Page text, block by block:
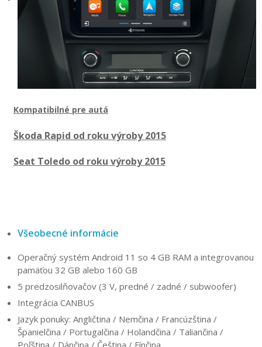
Kompatibilné pre autá
Škoda Rapid od roku výroby 2015
Seat Toledo od roku výroby 2015
Všeobecné informácie
Operačný systém Android 11 so 4 GB RAM a integrovanou
pamäťou 32 GB alebo 160 GB
5 predzosilňovačov (3 V, predné / zadné / subwoofer)
Integrácia CANBUS
Jazyk ponuky: Angličtina / Nemčina / Francúzština /
Španielčina / Portugalčina / Holandčina / Taliančina /
Poľština / Dánčina / Čeština / Fínčina